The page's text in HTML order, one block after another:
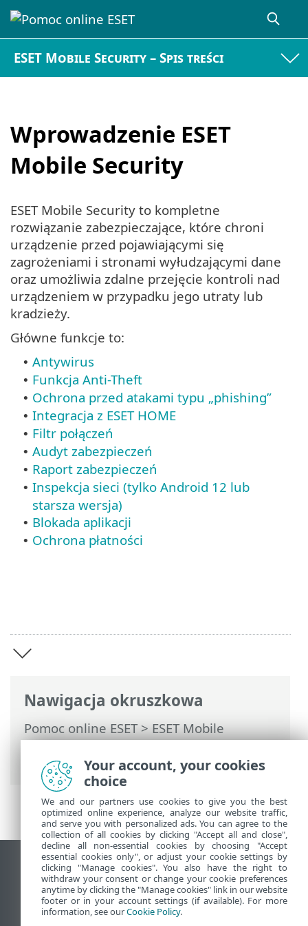
ESET Mobile Security – Spis treści
Wprowadzenie ESET
Mobile Security
Nawigacja okruszkowa
Pomoc online ESET>ESET Mobile
Security>Wprowadzenie ESET Mobile
Security
ESET Mobile Security to kompletne
rozwiązanie zabezpieczające, które chroni
urządzenie przed pojawiającymi się
zagrożeniami i stronami wyłudzającymi dane
oraz umożliwia zdalne przejęcie kontroli nad
urządzeniem w przypadku jego utraty lub
kradzieży.
Główne funkcje to:
• Antywirus
• Funkcja Anti-Theft
• Ochrona przed atakami typu „phishing”
• Integracja z ESET HOME
• Filtr połączeń
• Audyt zabezpieczeń
• Raport zabezpieczeń
• Inspekcja sieci (tylko Android 12 lub
starsza wersja)
• Blokada aplikacji
• Ochrona płatności
Wyświetl witrynę internetową dla
komputerów
End of Life
Baza wiedzy ESET
Your account, your cookies
choice
We and our partners use cookies to give you the best
optimized online experience, analyze our website traffic,
and serve you with personalized ads. You can agree to the
collection of all cookies by clicking "Accept all and close",
decline all non-essential cookies by choosing "Accept
essential cookies only", or adjust your cookie settings by
clicking "Manage cookies". You also have the right to
withdraw your consent or change your cookie preferences
anytime by clicking the "Manage cookies" link in our website
footer or in your account settings (if available). For more
information, see ourCookie Policy.